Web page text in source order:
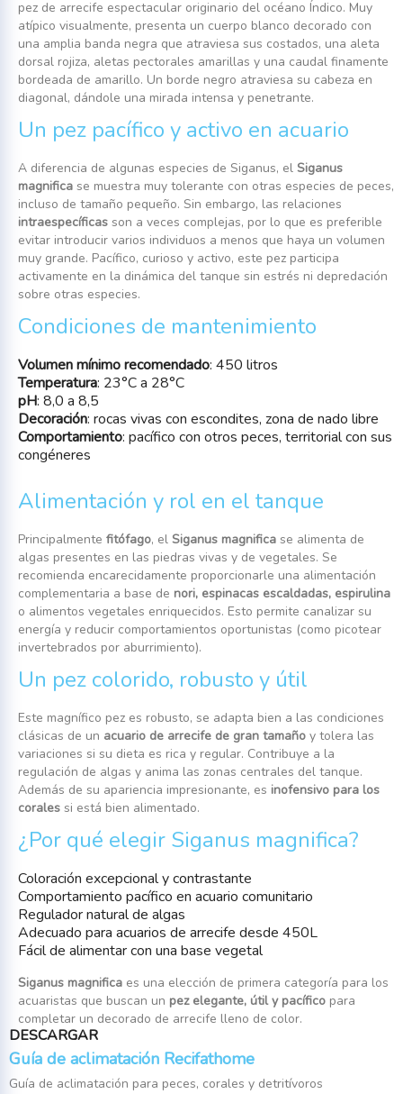
pez de arrecife espectacular originario del océano Índico. Muy
atípico visualmente, presenta un cuerpo blanco decorado con
una amplia banda negra que atraviesa sus costados, una aleta
dorsal rojiza, aletas pectorales amarillas y una caudal finamente
bordeada de amarillo. Un borde negro atraviesa su cabeza en
diagonal, dándole una mirada intensa y penetrante.
Un pez pacífico y activo en acuario
A diferencia de algunas especies de Siganus, el Siganus
magnifica se muestra muy tolerante con otras especies de peces,
incluso de tamaño pequeño. Sin embargo, las relaciones
intraespecíficas son a veces complejas, por lo que es preferible
evitar introducir varios individuos a menos que haya un volumen
muy grande. Pacífico, curioso y activo, este pez participa
activamente en la dinámica del tanque sin estrés ni depredación
sobre otras especies.
Condiciones de mantenimiento
Volumen mínimo recomendado: 450 litros
Temperatura: 23°C a 28°C
pH: 8,0 a 8,5
Decoración: rocas vivas con escondites, zona de nado libre
Comportamiento: pacífico con otros peces, territorial con sus
congéneres
Alimentación y rol en el tanque
Principalmente fitófago, el Siganus magnifica se alimenta de
algas presentes en las piedras vivas y de vegetales. Se
recomienda encarecidamente proporcionarle una alimentación
complementaria a base de nori, espinacas escaldadas, espirulina
o alimentos vegetales enriquecidos. Esto permite canalizar su
energía y reducir comportamientos oportunistas (como picotear
invertebrados por aburrimiento).
Un pez colorido, robusto y útil
Este magnífico pez es robusto, se adapta bien a las condiciones
clásicas de un acuario de arrecife de gran tamaño y tolera las
variaciones si su dieta es rica y regular. Contribuye a la
regulación de algas y anima las zonas centrales del tanque.
Además de su apariencia impresionante, es inofensivo para los
corales si está bien alimentado.
¿Por qué elegir Siganus magnifica?
Coloración excepcional y contrastante
Comportamiento pacífico en acuario comunitario
Regulador natural de algas
Adecuado para acuarios de arrecife desde 450L
Fácil de alimentar con una base vegetal
Siganus magnifica es una elección de primera categoría para los
acuaristas que buscan un pez elegante, útil y pacífico para
completar un decorado de arrecife lleno de color.
DESCARGAR
Guía de aclimatación Recifathome
Guía de aclimatación para peces, corales y detritívoros